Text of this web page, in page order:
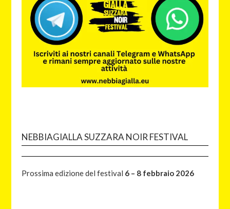
NEBBIAGIALLA SUZZARA NOIR FESTIVAL
Prossima edizione del festival 6 – 8 febbraio 2026